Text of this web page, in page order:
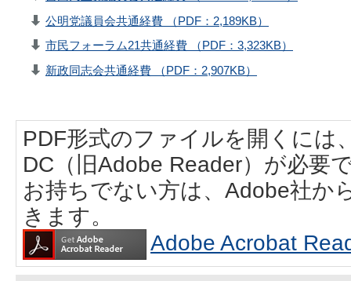
公明党議員会共通経費 （PDF：2,189KB）
市民フォーラム21共通経費 （PDF：3,323KB）
新政同志会共通経費 （PDF：2,907KB）
PDF形式のファイルを開くには
DC（旧Adobe Reader）が必要
お持ちでない方は、Adobe社か
きます。
Adobe Acrobat